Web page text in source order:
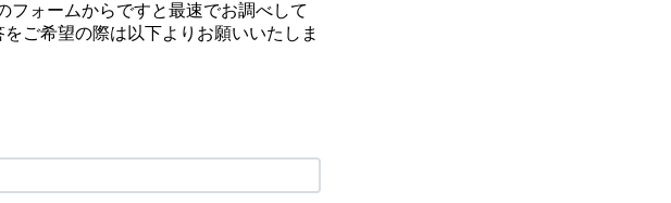
フォームからですと最速でお調べして
ご希望の際は以下よりお願いいたしま